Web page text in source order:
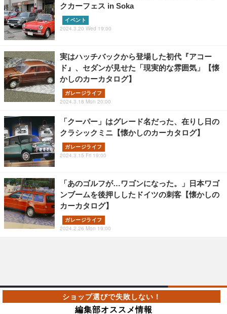
クカーフェス in Soka
イベント
2024.3.20 Wed 19:00
実はハッチバックから登場した初代『アコー
ド』、セダンが見せた「現実的な雰囲気」【懐
かしのカーカタログ】
ガレージライフ
2024.3.18 Mon 20:00
「クーパー」はグレード名だった、在りし日の
クラシックミニ【懐かしのカーカタログ】
ガレージライフ
2024.3.15 Fri 19:00
「あのゴルフが…ワゴンになった。」日本ワゴ
ンブームを後押ししたドイツの刺客【懐かしの
カーカタログ】
ガレージライフ
2024.2.26 Mon 19:00
編集部オススメ情報